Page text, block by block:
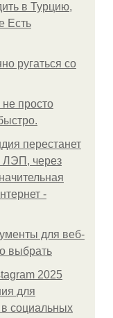
в Турцию,
Есть
ругаться со
просто
перестанет
ЛЭП, через
-
для веб-
выбрать
2025
для
социальных